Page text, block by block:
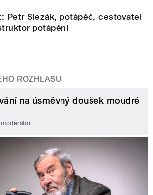
Petr Slezák, potápěč, cestovatel
potápění
ROZHLASU
na úsměvný doušek moudré